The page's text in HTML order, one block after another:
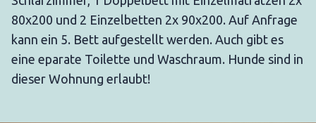
80x200 und 2 Einzelbetten 2x 90x200. Auf Anfrage
kann ein 5. Bett aufgestellt werden. Auch gibt es
eine eparate Toilette und Waschraum. Hunde sind in
dieser Wohnung erlaubt!